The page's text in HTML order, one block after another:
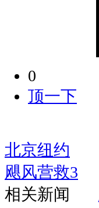
0
顶一下
北京纽约
飓风营救3
相关新闻